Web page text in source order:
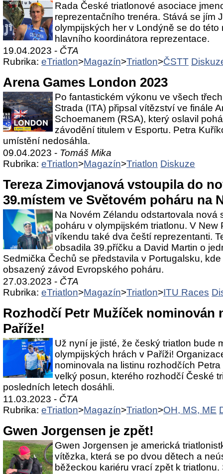
Rada České triatlonové asociace
reprezentačního trenéra. Stává se jím
olympijských her v Londýně se do
hlavního koordinátora reprezentace.
19.04.2023 - ČTA
Rubrika: eTriatlon>Magazín>Triatlon>ČSTT
Arena Games London 2023
Po fantastickém výkonu ve všech
Strada (ITA) připsal vítězství ve finále
Schoemanem (RSA), který oslavil
závodění titulem v Esportu. Petra
umístění nedosáhla.
09.04.2023 - Tomáš Mika
Rubrika: eTriatlon>Magazín>Triatlon Diskuze
Tereza Zimovjanová vstoupila do
39.místem ve Světovém poháru na
Na Novém Zélandu odstartovala nová
poháru v olympijském triatlonu. V New
víkendu také dva čeští reprezentanti.
obsadila 39.příčku a David Martin o
Sedmička Čechů se představila v Portugalsku,
obsazený závod Evropského poháru.
27.03.2023 - ČTA
Rubrika: eTriatlon>Magazín>Triatlon>ITU Races
Rozhodčí Petr Mužíček nominován
Paříže!
Už nyní je jisté, že český triatlon bude
olympijských hrách v Paříži!
nominovala na listinu rozhodčích
velký posun, kterého rozhodčí České
posledních letech dosáhli.
11.03.2023 - ČTA
Rubrika: eTriatlon>Magazín>Triatlon>OH, MS, ME
Gwen Jorgensen je zpět!
Gwen Jorgensen je americká
vítězka, která se po dvou dětech a
běžeckou kariéru vrací zpět k